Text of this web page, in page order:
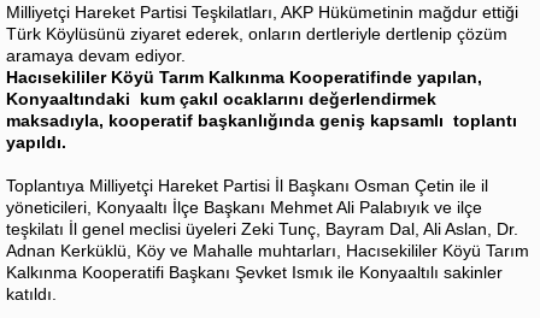
Milliyetçi Hareket Partisi Teşkilatları, AKP Hükümetinin mağdur ettiği
Türk Köylüsünü ziyaret ederek, onların dertleriyle dertlenip çözüm
aramaya devam ediyor.
Hacısekililer Köyü Tarım Kalkınma Kooperatifinde yapılan,
Konyaaltındaki kum çakıl ocaklarını değerlendirmek
maksadıyla, kooperatif başkanlığında geniş kapsamlı toplantı
yapıldı.
Toplantıya Milliyetçi Hareket Partisi İl Başkanı Osman Çetin ile il
yöneticileri, Konyaaltı İlçe Başkanı Mehmet Ali Palabıyık ve ilçe
teşkilatı İl genel meclisi üyeleri Zeki Tunç, Bayram Dal, Ali Aslan, Dr.
Adnan Kerküklü, Köy ve Mahalle muhtarları, Hacısekililer Köyü Tarım
Kalkınma Kooperatifi Başkanı Şevket Ismık ile Konyaaltılı sakinler
katıldı.